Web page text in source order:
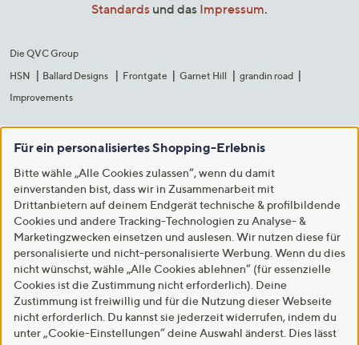
Standards und das Impressum.
Die QVC Group
HSN
Ballard Designs Frontgate Garnet Hill
grandin road
Improvements
Für ein personalisiertes Shopping-Erlebnis
Bitte wähle „Alle Cookies zulassen“, wenn du damit
einverstanden bist, dass wir in Zusammenarbeit mit
Drittanbietern auf deinem Endgerät technische & profilbildende
Cookies und andere Tracking-Technologien zu Analyse- &
Marketingzwecken einsetzen und auslesen. Wir nutzen diese für
personalisierte und nicht-personalisierte Werbung. Wenn du dies
nicht wünschst, wähle „Alle Cookies ablehnen“ (für essenzielle
Cookies ist die Zustimmung nicht erforderlich). Deine
Zustimmung ist freiwillig und für die Nutzung dieser Webseite
nicht erforderlich. Du kannst sie jederzeit widerrufen, indem du
unter „Cookie-Einstellungen“ deine Auswahl änderst. Dies lässt